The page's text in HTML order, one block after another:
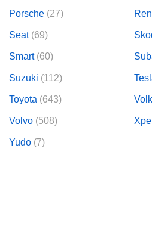
Porsche (27)
Seat(69)
Smart(60)
Suzuki (112)
Toyota (643)
Volvo (508)
Yudo (7)